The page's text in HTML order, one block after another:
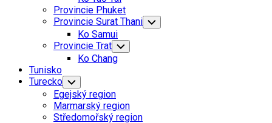
Provincie Phuket
Provincie Surat Thani Toggle
Child
Ko Samui
Provincie Trat Toggle
Child
Menu
Ko Chang
Tunisko
Turecko Toggle
Child
Menu
Egejský region
Marmarský region
Středomořský region